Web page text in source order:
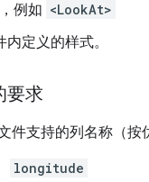
例如 <LookAt>
定义的样式。
要求
件支持的列名称（按
longitude